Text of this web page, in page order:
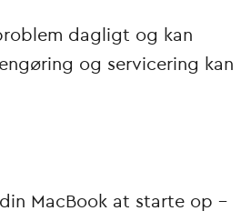
dagligt og kan
og servicering kan
MacBook at starte op –